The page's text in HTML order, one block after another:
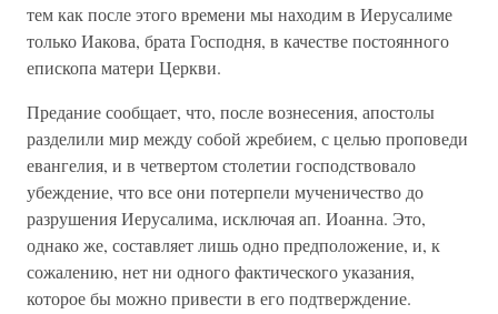
тем как после этого времени мы находим в Иерусалиме
только Иакова, брата Господня, в качестве постоянного
епископа матери Церкви.
Предание сообщает, что, после вознесения, апостолы
разделили мир между собой жребием, с целью проповеди
евангелия, и в четвертом столетии господствовало
убеждение, что все они потерпели мученичество до
разрушения Иерусалима, исключая ап. Иоанна. Это,
однако же, составляет лишь одно предположение, и, к
сожалению, нет ни одного фактического указания,
которое бы можно привести в его подтверждение.